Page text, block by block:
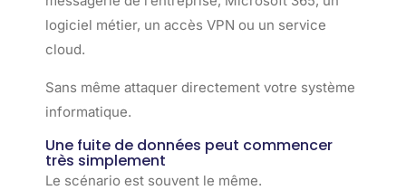
logiciel métier, un accès VPN ou un service
cloud.
Sans même attaquer directement votre système
informatique.
Une fuite de données peut commencer
très simplement
Le scénario est souvent le même.